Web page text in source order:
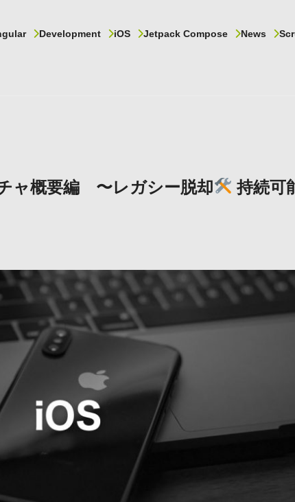
Development iOS Jetpack Compose News
ャ概要編 〜レガシー脱却
持続可